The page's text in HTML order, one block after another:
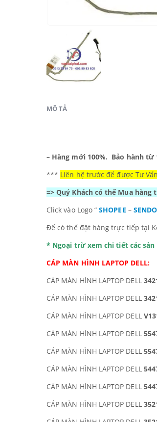
MÔ TẢ
– Hàng mới 100%. Bảo hành từ
*** Liên hệ trước để được Tư
=> Quý Khách có thể Mua
Click vào Logo “ SHOPEE – SENDO
Để có thể đặt hàng trực tiếp tại
* Ngoại trừ xem chi tiết các
CÁP MÀN HÌNH LAPTOP DELL:
CÁP MÀN HÌNH LAPTOP DELL
CÁP MÀN HÌNH LAPTOP DELL
CÁP MÀN HÌNH LAPTOP DELL
CÁP MÀN HÌNH LAPTOP DELL
CÁP MÀN HÌNH LAPTOP DELL
CÁP MÀN HÌNH LAPTOP DELL
CÁP MÀN HÌNH LAPTOP DELL
CÁP MÀN HÌNH LAPTOP DELL